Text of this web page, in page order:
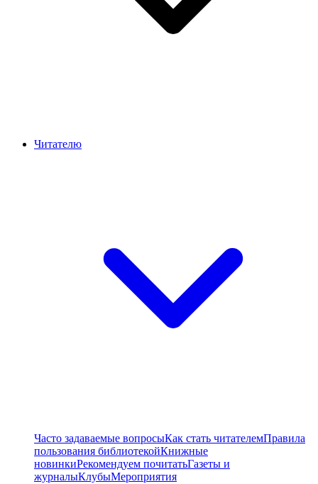
Читателю
Часто задаваемые вопросыКак стать читателемПравила
пользования библиотекойКнижные
новинкиРекомендуем почитатьГазеты и
журналыКлубыМероприятия